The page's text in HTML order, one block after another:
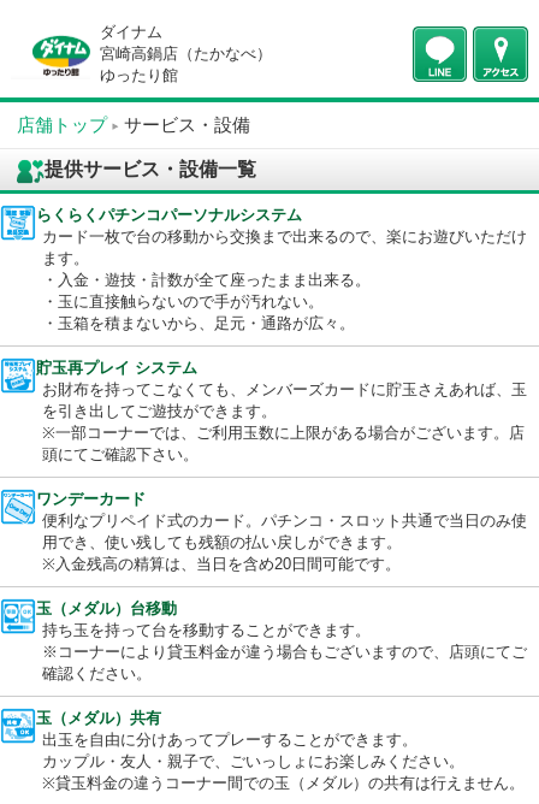
ダイナム
宮崎高鍋店（たかなべ）
ゆったり館
店舗トップ サービス・設備
提供サービス・設備一覧
らくらくパチンコパーソナルシステム
カード一枚で台の移動から交換まで出来るので、楽にお遊びいた
ます。
・入金・遊技・計数が全て座ったまま出来る。
・玉に直接触らないので手が汚れない。
・玉箱を積まないから、足元・通路が広々。
貯玉再プレイ システム
お財布を持ってこなくても、メンバーズカードに貯玉さえあれば
を引き出してご遊技ができます。
※一部コーナーでは、ご利用玉数に上限がある場合がございます
ワンデーカード
便利なプリペイド式のカード。パチンコ・スロット共通で当日の
※入金残高の精算は、当日を含め20日間可能です。
玉（メダル）台移動
持ち玉を持って台を移動することができます。
※コーナーにより貸玉料金が違う場合もございますので、店頭に
確認ください。
玉（メダル）共有
出玉を自由に分けあってプレーすることができます。